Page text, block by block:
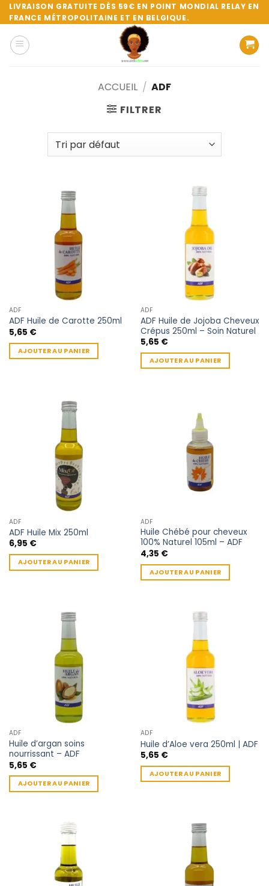
Passer
au
contenu
LIVRAISON GRATUITE DÈS 59€ EN POINT MONDIAL RELAY EN
FRANCE MÉTROPOLITAINE ET EN BELGIQUE.
ACCUEIL / ADF
FILTRER
ADF
ADF Huile de Carotte 250ml
5,65 €
AJOUTER AU PANIER
ADF
ADF Huile de Jojoba Cheveux
Crépus 250ml – Soin Naturel
5,65 €
AJOUTER AU PANIER
ADF
ADF Huile Mix 250ml
6,95 €
AJOUTER AU PANIER
ADF
Huile Chébé pour cheveux
100% Naturel 105ml – ADF
4,35 €
AJOUTER AU PANIER
ADF
Huile d’argan soins
nourrissant – ADF
5,65 €
AJOUTER AU PANIER
ADF
Huile d’Aloe vera 250ml | ADF
5,65 €
AJOUTER AU PANIER